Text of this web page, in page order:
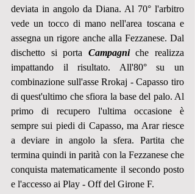
deviata in angolo da Diana. Al 70° l'arbitro
vede un tocco di mano nell'area toscana e
assegna un rigore anche alla Fezzanese. Dal
dischetto si porta Campagni che realizza
impattando il risultato. All'80° su un
combinazione sull'asse Rrokaj - Capasso tiro
di quest'ultimo che sfiora la base del palo. Al
primo di recupero l'ultima occasione è
sempre sui piedi di Capasso, ma Arar riesce
a deviare in angolo la sfera. Partita che
termina quindi in parità con la Fezzanese che
conquista matematicamente il secondo posto
e l'accesso ai Play - Off del Girone F.